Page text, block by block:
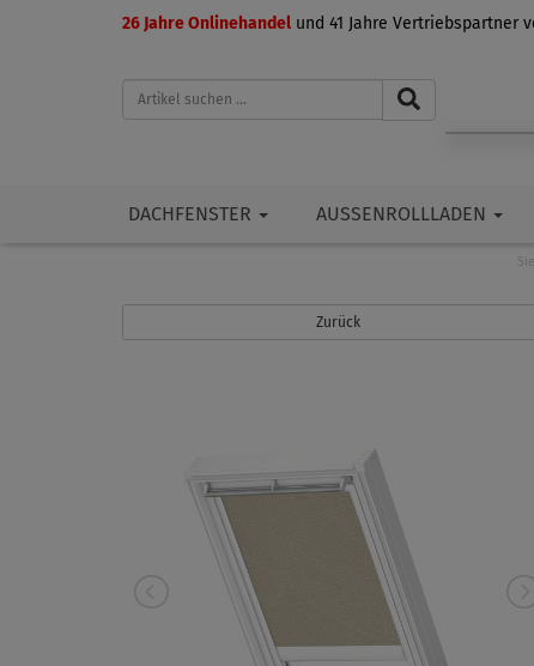
26 Jahre Onlinehandel und 41 Jahre Vertriebspartner
DACHFENSTER AUSSENROLLLADEN
Zurück